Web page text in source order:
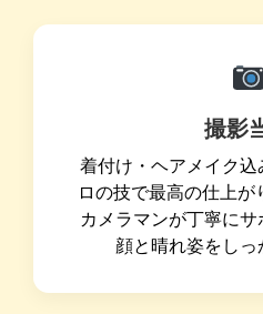
撮影
着付け・ヘアメイク
ロの技で最高の仕上が
カメラマンが丁寧に
顔と晴れ姿をしっ